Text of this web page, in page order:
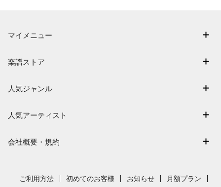
マイメニュー
退会はこちら
楽譜ストア
難易度別に探す
まもなく配信
人気ジャンル
保育
発表会
人気アーティスト
新沢としひこ
会社概要・規約
採用情報
ご利用方法 初めてのお客様 お知らせ 月額プラン